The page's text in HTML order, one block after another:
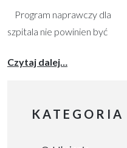
Program naprawczy dla
szpitala nie powinien być
formalny dokument
organu tworzącego. Dobrze
Czytaj dalej…
KATEGORIA